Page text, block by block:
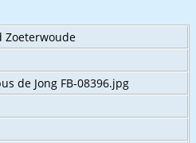
Zoeterwoude
de Jong FB-08396.jpg